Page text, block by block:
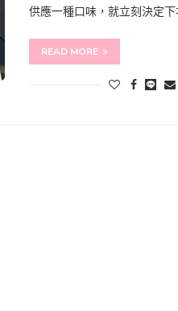
供應一種口味，就立刻決定
READ MORE